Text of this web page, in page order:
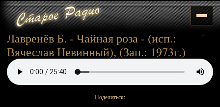
Лавренёв Б. - Чайная роза - (исп.:
Вячеслав Невинный), (Зап.: 1973г.)
Поделиться: